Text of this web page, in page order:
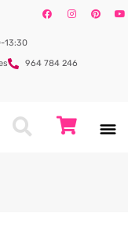
13:30
964 784 246